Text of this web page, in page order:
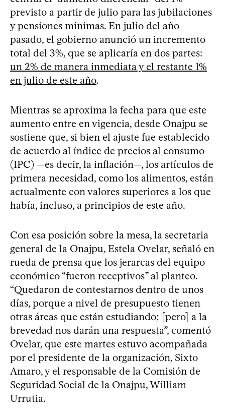
previsto a partir de julio para las jubilaciones
y pensiones mínimas. En julio del año
pasado, el gobierno anunció un incremento
total del 3%, que se aplicaría en dos partes:
un 2% de manera inmediata y el restante 1%
en julio de este año.
Mientras se aproxima la fecha para que este
aumento entre en vigencia, desde Onajpu se
sostiene que, si bien el ajuste fue establecido
de acuerdo al índice de precios al consumo
(IPC) —es decir, la inflación—, los artículos de
primera necesidad, como los alimentos, están
actualmente con valores superiores a los que
había, incluso, a principios de este año.
Con esa posición sobre la mesa, la secretaria
general de la Onajpu, Estela Ovelar, señaló en
rueda de prensa que los jerarcas del equipo
económico “fueron receptivos” al planteo.
“Quedaron de contestarnos dentro de unos
días, porque a nivel de presupuesto tienen
otras áreas que están estudiando; [pero] a la
brevedad nos darán una respuesta”, comentó
Ovelar, que este martes estuvo acompañada
por el presidente de la organización, Sixto
Amaro, y el responsable de la Comisión de
Seguridad Social de la Onajpu, William
Urrutia.